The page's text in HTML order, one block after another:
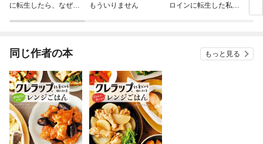
に転生したら、なぜか
もういりません
ロインに転生した私、
同じ作者の本 もっと見る